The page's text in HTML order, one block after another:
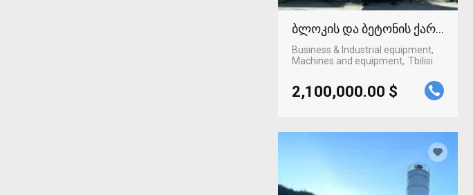
ბლოკის და ბეტონის ქარხანა
Business & Industrial equipment,
Machines and equipment Tbilisi
2,100,000.00 $